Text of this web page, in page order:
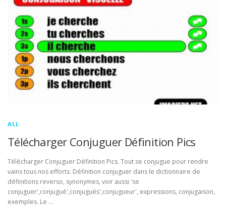
ALL
Télécharger Conjuguer Définition Pics
Télécharger Conjuguer Définition Pics. Tout se conjugue pour rendre
vains tous nos efforts. Définition conjuguer dans le dictionnaire de
définitions reverso, synonymes, voir aussi 'se
conjuguer',conjugué',conjugués',conjugueur', expressions, conjugaison,
exemples. Le …